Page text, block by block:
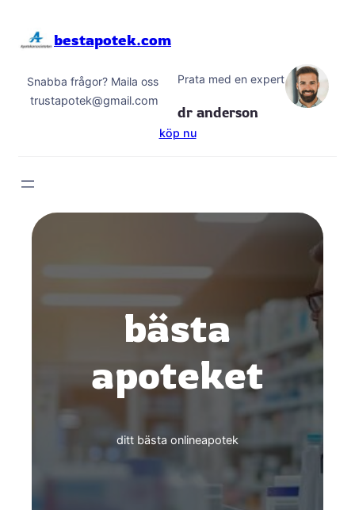
bestapotek.com
Snabba frågor? Maila oss
trustapotek@gmail.com
Prata med en expert
dr anderson
köp nu
bästa
apoteket
ditt bästa onlineapotek